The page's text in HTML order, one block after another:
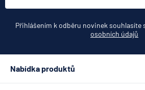
Přihlášením k odběru novinek souhlasíte
osobních údajů
Nabídka produktů